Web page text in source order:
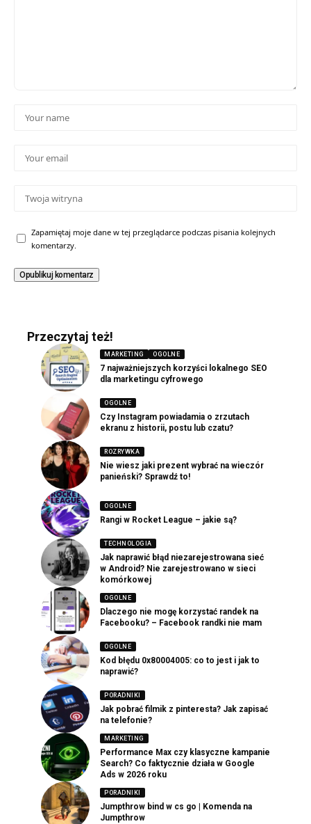
Zapamiętaj moje dane w tej przeglądarce podczas pisania kolejnych
komentarzy.
Przeczytaj też!
MARKETING OGOLNE
7 najważniejszych korzyści lokalnego SEO
dla marketingu cyfrowego
OGOLNE
Czy Instagram powiadamia o zrzutach
ekranu z historii, postu lub czatu?
ROZRYWKA
Nie wiesz jaki prezent wybrać na wieczór
panieński? Sprawdź to!
OGOLNE
Rangi w Rocket League – jakie są?
TECHNOLOGIA
Jak naprawić błąd niezarejestrowana sieć
w Android? Nie zarejestrowano w sieci
komórkowej
OGOLNE
Dlaczego nie mogę korzystać randek na
Facebooku? – Facebook randki nie mam
OGOLNE
Kod błędu 0x80004005: co to jest i jak to
naprawić?
PORADNIKI
Jak pobrać filmik z pinteresta? Jak zapisać
na telefonie?
MARKETING
Performance Max czy klasyczne kampanie
Search? Co faktycznie działa w Google
Ads w 2026 roku
PORADNIKI
Jumpthrow bind w cs go | Komenda na
Jumpthrow